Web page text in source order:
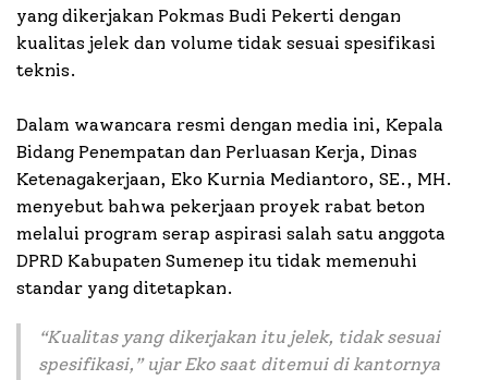
yang dikerjakan Pokmas Budi Pekerti dengan
kualitas jelek dan volume tidak sesuai spesifikasi
teknis.
Dalam wawancara resmi dengan media ini, Kepala
Bidang Penempatan dan Perluasan Kerja, Dinas
Ketenagakerjaan, Eko Kurnia Mediantoro, SE., MH.
menyebut bahwa pekerjaan proyek rabat beton
melalui program serap aspirasi salah satu anggota
DPRD Kabupaten Sumenep itu tidak memenuhi
standar yang ditetapkan.
“Kualitas yang dikerjakan itu jelek, tidak sesuai
spesifikasi, ” ujar Eko saat ditemui di kantornya